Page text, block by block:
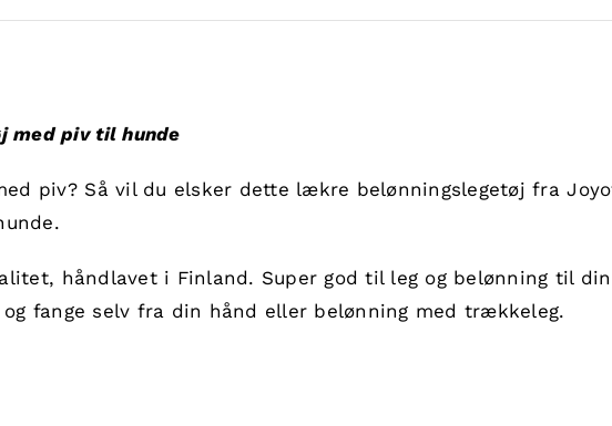
med piv til hunde
piv? Så vil du elsker dette lækre belønningslegetøj fra
håndlavet i Finland. Super god til leg og belønning til
fange selv fra din hånd eller belønning med trækkeleg.